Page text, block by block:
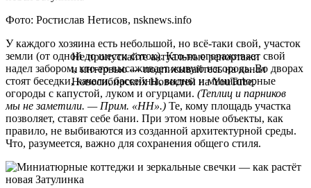
Фото: Ростислав Нетисов, nsknews.info
У каждого хозяина есть небольшой, но всё-таки свой, участок
земли (от одной до шести соток). Кто-то огораживает свой
надел забором, кто-то высаживает живую изгородь. Во дворах
стоят беседки, качели, бассейны, видны и миниатюрные
огороды с капустой, луком и огурцами. (Теплиц и парников
мы не заметили. — Прим. «НН».) Те, кому площадь участка
позволяет, ставят себе бани. При этом новые объекты, как
правило, не выбиваются из созданной архитектурной среды.
Что, разумеется, важно для сохранения общего стиля.
Не пропускайте актуальные репортажи
и интервью — подписывайтесь на канал
Новосибирских Новостей на YouTube.